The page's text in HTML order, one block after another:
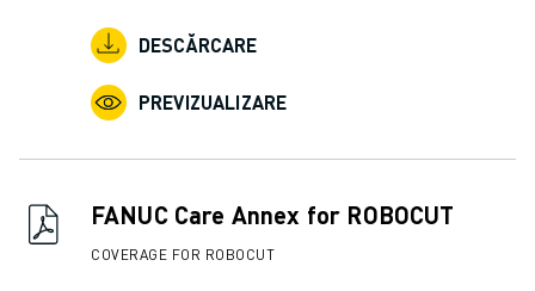
DESCĂRCARE
PREVIZUALIZARE
FANUC Care Annex for ROBOCUT
COVERAGE FOR ROBOCUT